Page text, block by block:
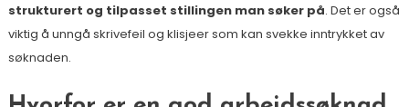
strukturert og tilpasset stillingen man søker på. Det er også
viktig å unngå skrivefeil og klisjeer som kan svekke inntrykket av
søknaden.